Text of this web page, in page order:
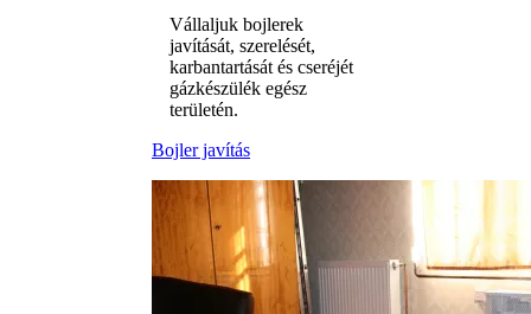
Vállaljuk bojlerek
javítását, szerelését,
karbantartását és cseréjét
gázkészülék egész
területén.
Bojler javítás